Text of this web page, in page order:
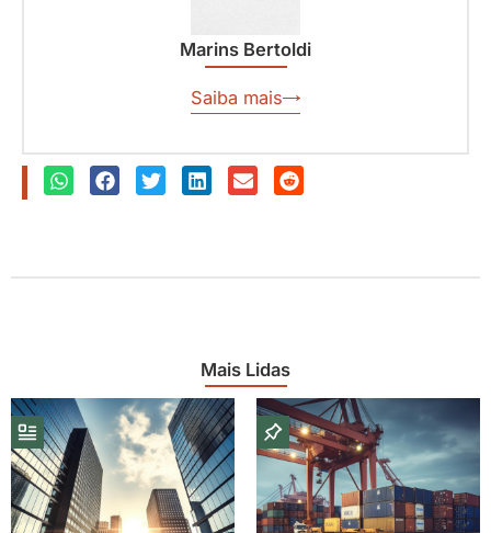
Marins Bertoldi
Saiba mais
Mais Lidas